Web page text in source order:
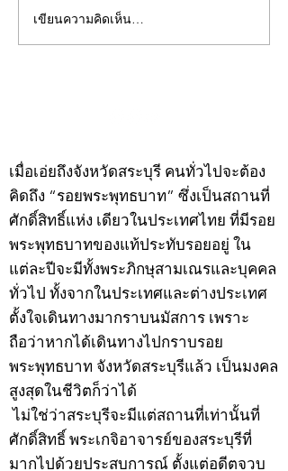
คอลัมน์"จับชีพจรวงการ
พระ"ประจำพุธที่ 29
เขียนความคิดเห็น…
เมื่อเอ่ยถึงจังหวัดสระบุรี คนทั่วไปจะต้อง
คิดถึง “รอยพระพุทธบาท” ซึ่งเป็นสถานที่
ศักดิ์สิทธิ์แห่ง เดียวในประเทศไทย ที่มีรอย
พระพุทธบาทของแท้ประทับรอยอยู่ ใน
แต่ละปีจะมีทั้งพระภิกษุสามเณรและบุคคล
ทั่วไป ทั้งจากในประเทศและต่างประเทศ
ตั้งใจเดินทางมากราบนมัสการ เพราะ
ถือว่าหากได้เดินทางไปกราบรอย
พระพุทธบาท จังหวัดสระบุรีแล้ว เป็นมงคล
สูงสุดในชีวิตก็ว่าได้
ไม่ใช่ว่าสระบุรีจะมีแต่สถานที่เท่านั้นที่
ศักดิ์สิทธิ์ พระเกจิอาจารย์ของสระบุรีที่
มากไปด้วยประสบการณ์ ตั้งแต่อดีตจวบ